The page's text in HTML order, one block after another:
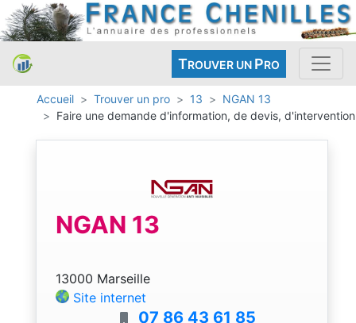
TROUVER UN PRO
Accueil Trouver un pro 13
NGAN 13
Faire une demande d'information, de devis, d'intervention
NGAN 13
13000 Marseille
Site internet
07 86 43 61 85